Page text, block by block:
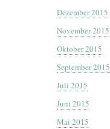
Dezember 2015
November 2015
Oktober 2015
September 2015
Juli 2015
Juni 2015
Mai 2015